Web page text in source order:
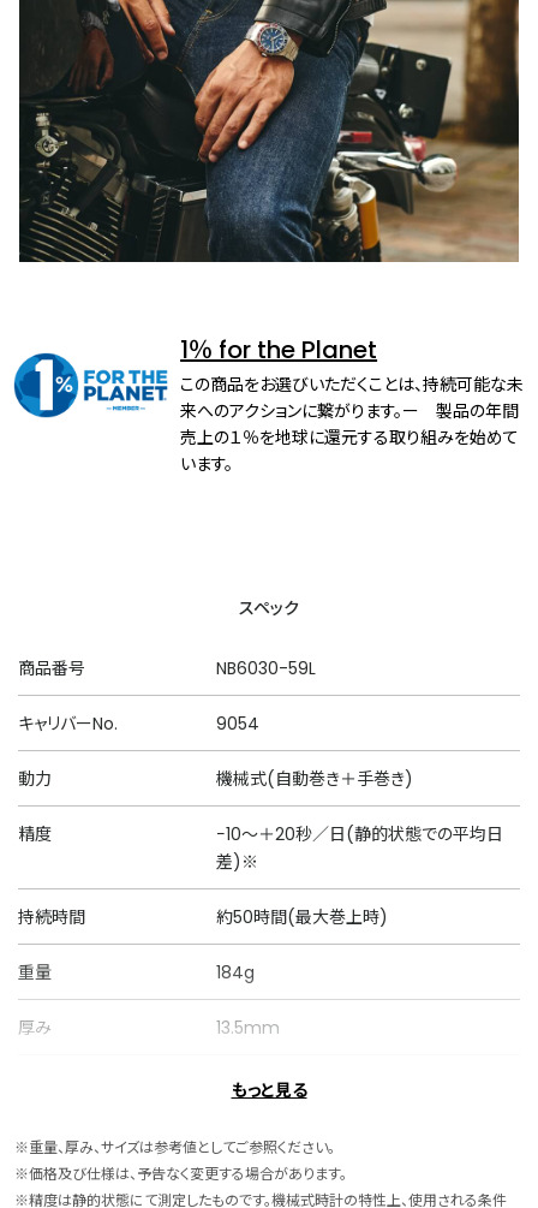
1％ for the Planet
この商品をお選びいただくことは、持続可能な未
来へのアクションに繋がります。ー 製品の年間
売上の１％を地球に還元する取り組みを始めて
います。
スペック
商品番号 NB6030-59L
キャリバーNo. 9054
動力 機械式(自動巻き＋手巻き)
精度
−10～＋20秒／日(静的状態での平均日
差)※
持続時間 約50時間(最大巻上時)
重量 184g
厚み 13.5mm
横 41.0mm
ケース素材 ステンレス
バンド素材・タイプ
ステンレス
もっと見る
※重量、厚み、サイズは参考値としてご参照ください。
※価格及び仕様は、予告なく変更する場合があります。
※精度は静的状態にて測定したものです。機械式時計の特性上、使用される条件